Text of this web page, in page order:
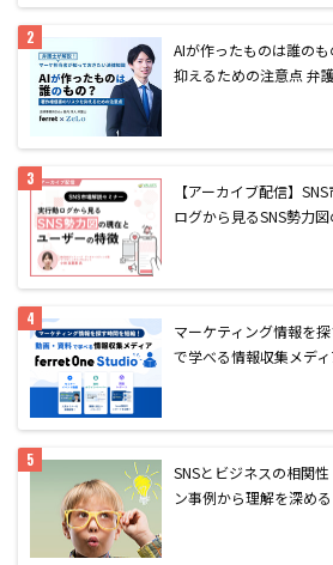
AIが作ったものは誰の
抑えるための注意点 弁
【アーカイブ配信】
ログから見るSNS勢力
マーケティング情報を
で学べる情報収集メデ
SNSとビジネスの相関
ン事例から理解を深める